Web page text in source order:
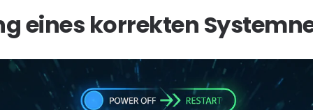
eines korrekten